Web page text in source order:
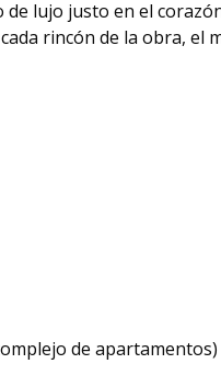
lujo justo en el
rincón de la obra, el
de apartamentos)